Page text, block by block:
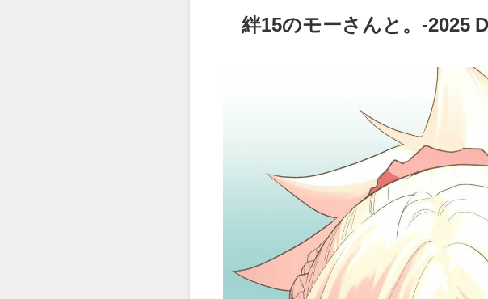
絆15のモーさんと。-2025